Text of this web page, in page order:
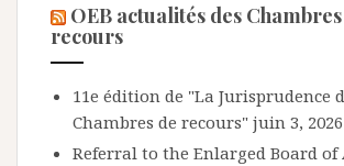
OEB actualités des
recours
11e édition de "La Jurisprudence
Chambres de recours" juin 3, 2026
Referral to the Enlarged Board of